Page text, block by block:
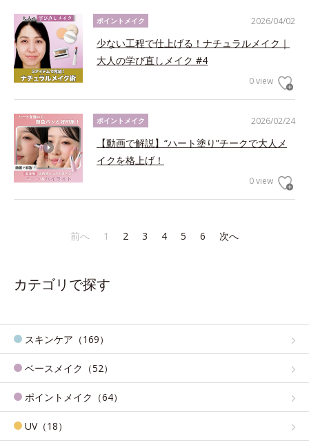
2026/04/02
ポイントメイク
少ない工程で仕上げる！ナチュラルメイク｜
大人の学び直しメイク #4
0 view
2026/02/24
ポイントメイク
【動画で解説】“ハート塗り”チークで大人メ
イクを格上げ！
0 view
前へ 1 2 3 4 5 6 次へ
カテゴリで探す
スキンケア（169）
ベースメイク（52）
ポイントメイク（64）
UV（18）